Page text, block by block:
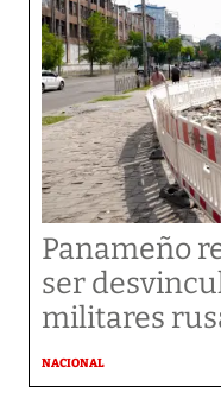
Panameño
ser
militares
NACIONAL